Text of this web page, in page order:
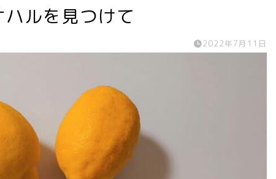
ハルを見つけて
2022年7月11日